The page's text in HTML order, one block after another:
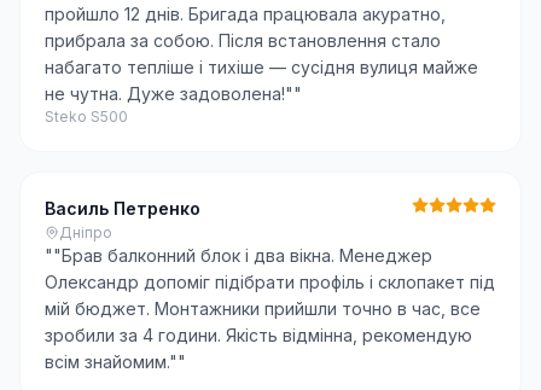
пройшло 12 днів. Бригада працювала акуратно,
прибрала за собою. Після встановлення стало
набагато тепліше і тихіше — сусідня вулиця майже
не чутна. Дуже задоволена!""
Steko S500
Василь Петренко
Дніпро
""Брав балконний блок і два вікна. Менеджер
Олександр допоміг підібрати профіль і склопакет під
мій бюджет. Монтажники прийшли точно в час, все
зробили за 4 години. Якість відмінна, рекомендую
всім знайомим.""